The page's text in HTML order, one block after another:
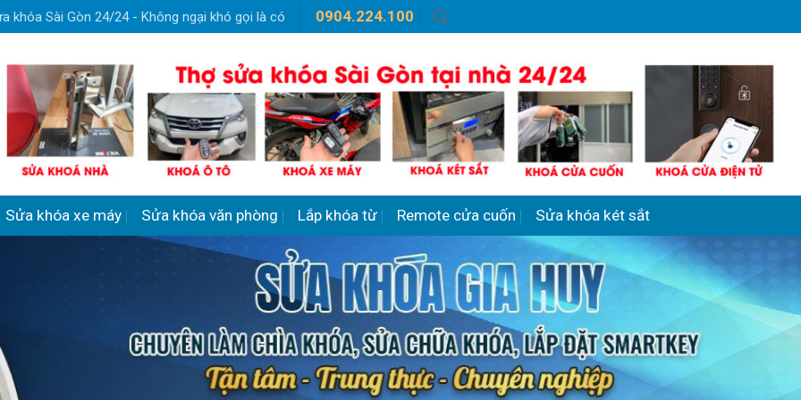
khóa Sài Gòn 24/24 - Không ngại khó gọi là có 0904.224.100
Sửa khóa xe máy Sửa khóa văn phòng Lắp khóa từ Remote cửa cuốn Sửa khóa két sắt